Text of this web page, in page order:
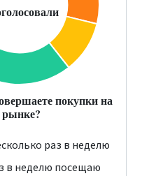
покупки на
рынке?
раз в неделю
в неделю посещаю